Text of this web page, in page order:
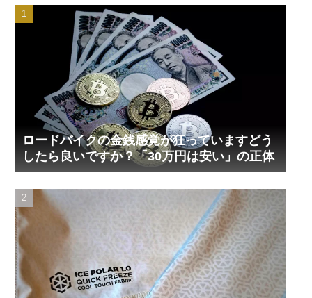
ロードバイクの金銭感覚が狂っていますどう
したら良いですか？「30万円は安い」の正体